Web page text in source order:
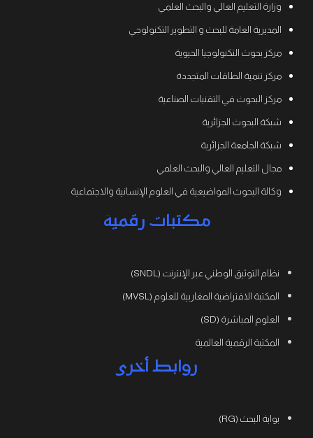
وزارة التعليم العالي والبحث العلمي
المديرية العامة للبحث و التطوير التكنولوجي
مركز بحوث التكنولوجيا الحيوية
مركز تنمية الطاقات المتجددة
مركز البحوث في التقنيات الصناعية
شبكة البحوث الجزائرية
شبكة الجامعة الجزائرية
مجال التعليم العالي والبحث العلمي
وكالة البحوث المواضيعية في العلوم الإنسانية والاجتماعية
مكتبات رقمية
نظام التوثيق الوطني عبر الإنترنت (SNDL)
المكتبة الافتراضية المغاربية للعلوم (MVSL)
العلوم المباشرة (SD)
المكتبة الرقمية العالمية
روابط أخرى
بوابة البحث (RG)